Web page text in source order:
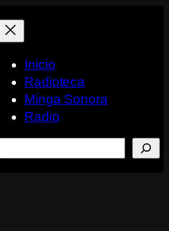
Inicio
Radioteca
Minga Sonora
Radio